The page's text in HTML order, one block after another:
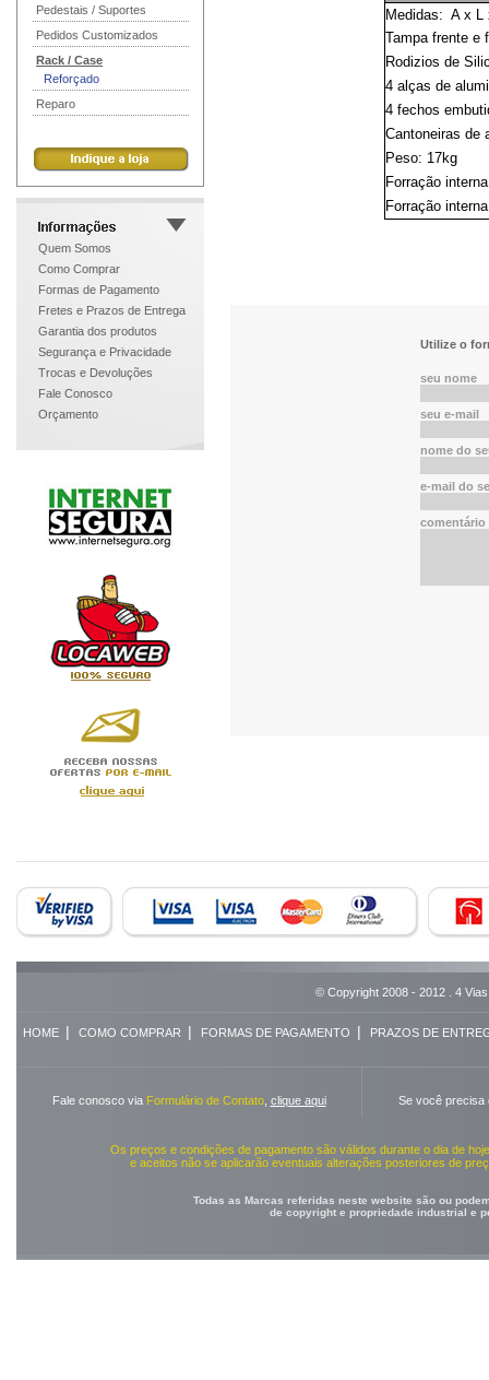
Pedestais / Suportes
Pedidos Customizados
Rack / Case
Reforçado
Reparo
Quem Somos
Como Comprar
Formas de Pagamento
Fretes e Prazos de Entrega
Garantia dos produtos
Segurança e Privacidade
Trocas e Devoluções
Fale Conosco
Orçamento
Medidas: A x
Tampa frente e
Rodizios de
4 alças de
4 fechos
Cantoneiras de
Peso: 17kg
Forração
Forração
© Copyright 2008 - 2012 . 4
HOME| COMO COMPRAR | FORMAS DE PAGAMENTO | PRAZOS DE
Fale conosco via Formulário de Contato, clique aqui Se você precisa
Os preços e condições de pagamento são válidos durante o dia de
e aceitos não se aplicarão eventuais alterações posteriores de
Todas as Marcas referidas neste website são ou
de copyright e propriedade industrial e